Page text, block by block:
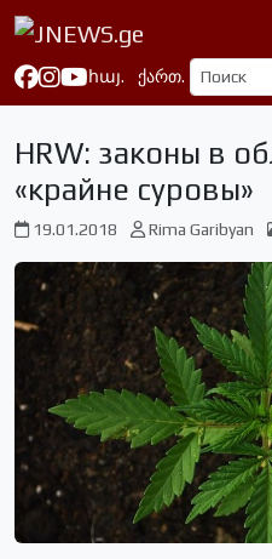
հայ. ქართ.
HRW: законы в
«крайне суровы»
19.01.2018 Rima Garibyan